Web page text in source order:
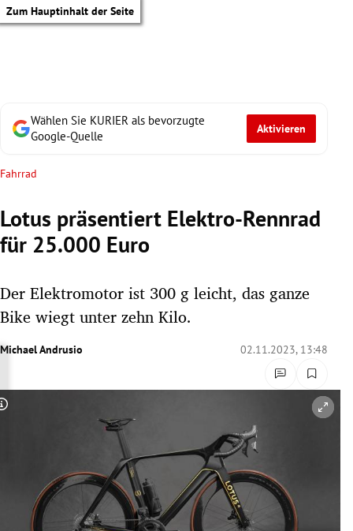
Zum Hauptinhalt der Seite
Untermenü
Untermenü
Untermenü
Wählen Sie KURIER als bevorzugte
Google-Quelle
Aktivieren
Fahrrad
Lotus präsentiert Elektro-Rennrad
für 25.000 Euro
Der Elektromotor ist 300 g leicht, das ganze
Bike wiegt unter zehn Kilo.
Michael Andrusio 02.11.2023, 13:48
Copyright-Hinweis öffnen/schließen